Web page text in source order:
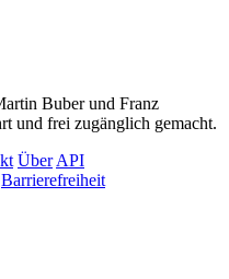
Buber und Franz
und frei zugänglich gemacht.
Über API
Barrierefreiheit